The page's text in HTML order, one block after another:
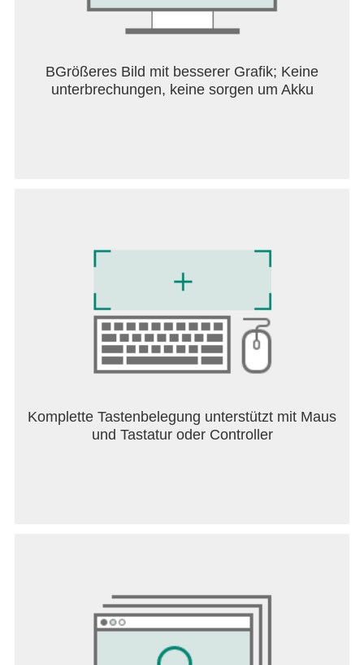
BGrößeres Bild mit besserer Grafik; Keine
unterbrechungen, keine sorgen um Akku
Komplette Tastenbelegung unterstützt mit Maus
und Tastatur oder Controller